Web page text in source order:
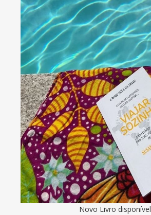
Novo Livro disponível